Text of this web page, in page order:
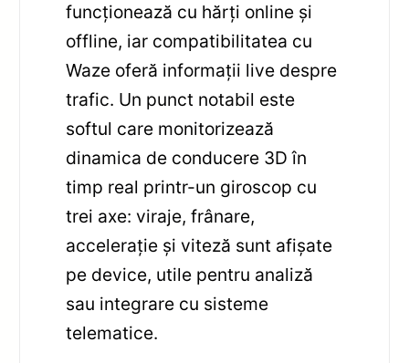
funcționează cu hărți online și
offline, iar compatibilitatea cu
Waze oferă informații live despre
trafic. Un punct notabil este
softul care monitorizează
dinamica de conducere 3D în
timp real printr-un giroscop cu
trei axe: viraje, frânare,
accelerație și viteză sunt afișate
pe device, utile pentru analiză
sau integrare cu sisteme
telematice.